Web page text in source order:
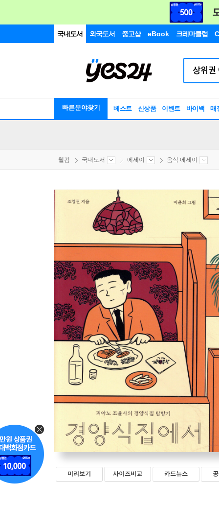
국내도서 외국도서 중고샵 eBook 크레마클럽
빠른분야찾기 베스트 신상품 이벤트 바이백 매
웰컴 국내도서 에세이 음식 에세이
미리보기 사이즈비교 카드뉴스